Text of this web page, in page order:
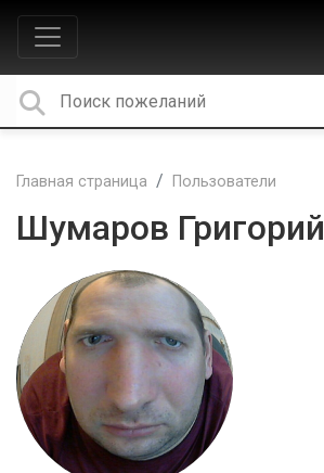
Главная страница Пользователи
Шумаров Григорий